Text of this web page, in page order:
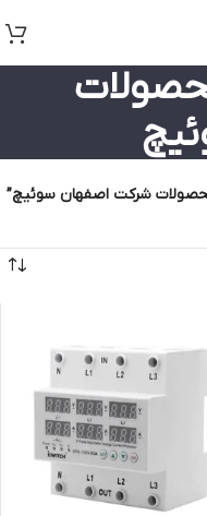
شرکت اصفهان سوئیچ”